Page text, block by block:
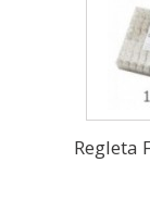
Regleta